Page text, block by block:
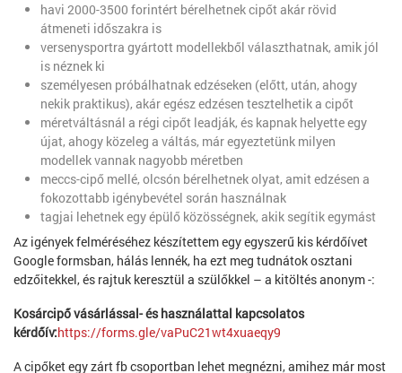
havi 2000-3500 forintért bérelhetnek cipőt akár rövid
átmeneti időszakra is
versenysportra gyártott modellekből választhatnak, amik jól
is néznek ki
személyesen próbálhatnak edzéseken (előtt, után, ahogy
nekik praktikus), akár egész edzésen tesztelhetik a cipőt
méretváltásnál a régi cipőt leadják, és kapnak helyette egy
újat, ahogy közeleg a váltás, már egyeztetünk milyen
modellek vannak nagyobb méretben
meccs-cipő mellé, olcsón bérelhetnek olyat, amit edzésen a
fokozottabb igénybevétel során használnak
tagjai lehetnek egy épülő közösségnek, akik segítik egymást
Az igények felméréséhez készítettem egy egyszerű kis kérdőívet
Google formsban, hálás lennék, ha ezt meg tudnátok osztani
edzőitekkel, és rajtuk keresztül a szülőkkel – a kitöltés anonym -:
Kosárcipő vásárlással- és használattal kapcsolatos
kérdőív:https://forms.gle/vaPuC21wt4xuaeqy9
A cipőket egy zárt fb csoportban lehet megnézni, amihez már most